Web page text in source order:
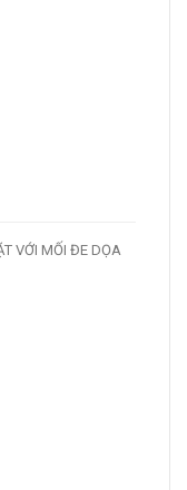
VỚI MỐI ĐE DỌA